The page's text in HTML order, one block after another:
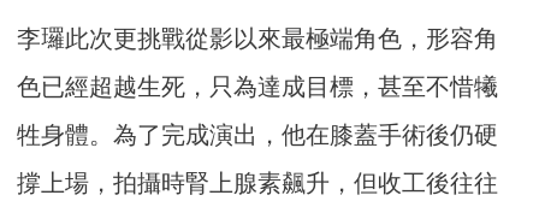
李㼈此次更挑戰從影以來最極端角色，形容角
色已經超越生死，只為達成目標，甚至不惜犧
牲身體。為了完成演出，他在膝蓋手術後仍硬
撐上場，拍攝時腎上腺素飆升，但收工後往往